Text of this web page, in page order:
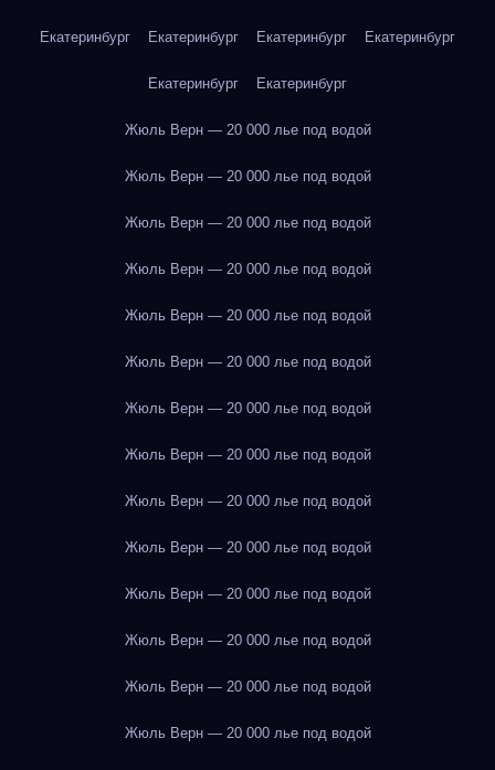
Екатеринбург Екатеринбург Екатеринбург Екатеринбург
Екатеринбург Екатеринбург
Жюль Верн — 20 000 лье под водой
Жюль Верн — 20 000 лье под водой
Жюль Верн — 20 000 лье под водой
Жюль Верн — 20 000 лье под водой
Жюль Верн — 20 000 лье под водой
Жюль Верн — 20 000 лье под водой
Жюль Верн — 20 000 лье под водой
Жюль Верн — 20 000 лье под водой
Жюль Верн — 20 000 лье под водой
Жюль Верн — 20 000 лье под водой
Жюль Верн — 20 000 лье под водой
Жюль Верн — 20 000 лье под водой
Жюль Верн — 20 000 лье под водой
Жюль Верн — 20 000 лье под водой